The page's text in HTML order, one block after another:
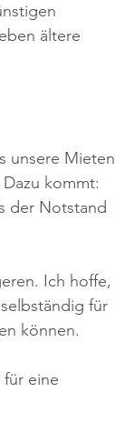
ältere
unsere Mieten
kommt:
der Notstand
Ich hoffe,
für
können.
für eine